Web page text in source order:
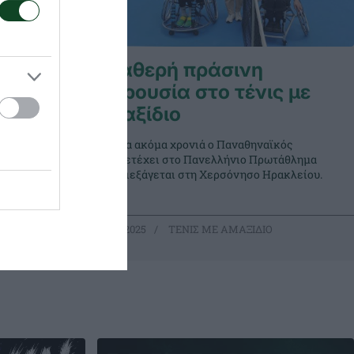
ο
Σταθερή πράσινη
παρουσία στο τένις με
αμαξίδιο
Για μια ακόμα χρονιά ο Παναθηναϊκός
συμμετέχει στο Πανελλήνιο Πρωτάθλημα
που διεξάγεται στη Χερσόνησο Ηρακλείου.
02.05.2025 ΤΕΝΙΣ ΜΕ ΑΜΑΞΙΔΙΟ